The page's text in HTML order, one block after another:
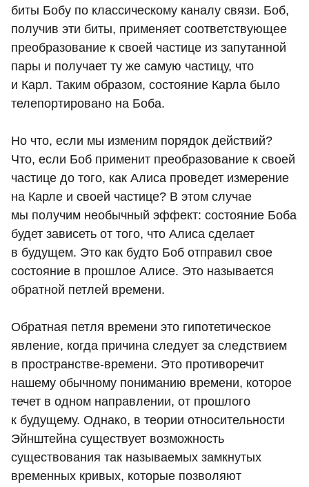
биты Бобу по классическому каналу связи. Боб,
получив эти биты, применяет соответствующее
преобразование к своей частице из запутанной
пары и получает ту же самую частицу, что
и Карл. Таким образом, состояние Карла было
телепортировано на Боба.
Но что, если мы изменим порядок действий?
Что, если Боб применит преобразование к своей
частице до того, как Алиса проведет измерение
на Карле и своей частице? В этом случае
мы получим необычный эффект: состояние Боба
будет зависеть от того, что Алиса сделает
в будущем. Это как будто Боб отправил свое
состояние в прошлое Алисе. Это называется
обратной петлей времени.
Обратная петля времени это гипотетическое
явление, когда причина следует за следствием
в пространстве-времени. Это противоречит
нашему обычному пониманию времени, которое
течет в одном направлении, от прошлого
к будущему. Однако, в теории относительности
Эйнштейна существует возможность
существования так называемых замкнутых
временных кривых, которые позволяют